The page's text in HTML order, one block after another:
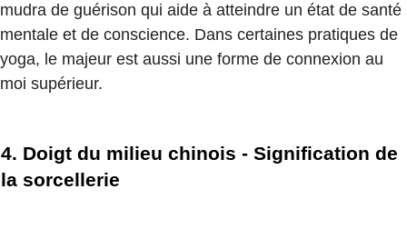
mudra de guérison qui aide à atteindre un état de santé
mentale et de conscience. Dans certaines pratiques de
yoga, le majeur est aussi une forme de connexion au
moi supérieur.
4. Doigt du milieu chinois - Signification de
la sorcellerie